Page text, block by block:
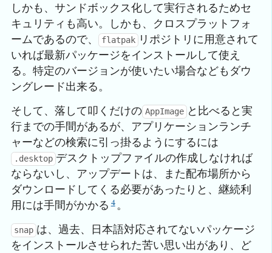
しかも、サンドボックス化して実行されるためセ
キュリティも高い。しかも、クロスプラットフォ
ームであるので、
flatpak リポジトリに用意されて
いれば最新パッケージをインストールして使え
る。特定のバージョンが使いたい場合などもダウ
ングレード出来る。
そして、落して叩くだけの AppImage と比べると実
行までの手間があるが、アプリケーションランチ
ャーなどの検索に引っ掛るようにするには
.desktop デスクトップファイルの作成しなければ
ならないし、アップデートは、また配布場所から
ダウンロードしてくる必要があったりと、継続利
用には手間がかかる 4。
snap は、過去、日本語対応されてないパッケージ
をインストールさせられた苦い思い出があり、ど